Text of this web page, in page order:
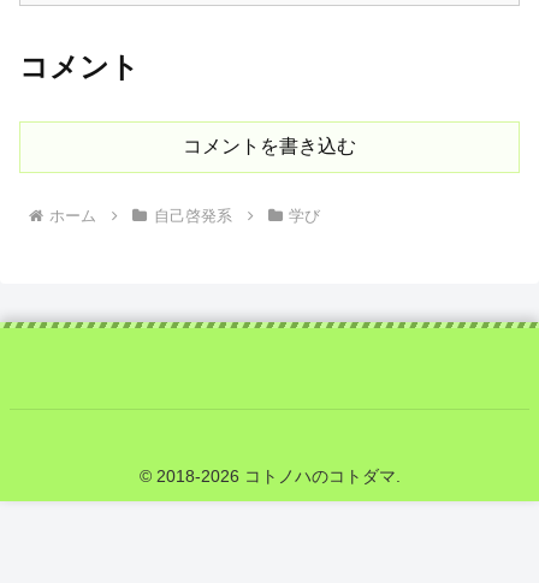
コメント
コメントを書き込む
ホーム 自己啓発系 学び
© 2018-2026 コトノハのコトダマ.